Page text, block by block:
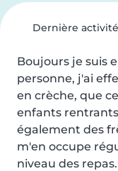
Dernière
Boujours je suis
personne, j'ai
en crèche, que
enfants
également des
m'en occupe
niveau des